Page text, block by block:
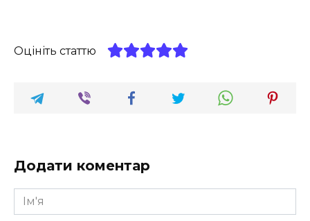
Оцініть статтю
Додати коментар
Ім'я
*